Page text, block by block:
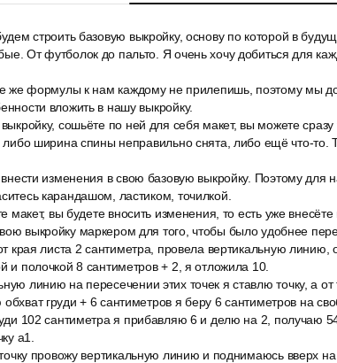
строить базовую выкройку, основу по которой в
От футболок до пальто. Я очень хочу добиться для
же формулы к нам каждому не прилепишь, поэтому мы
вложить в нашу выкройку.
сошьёте по ней для себя макет, вы можете сразу
либо ширина спины неправильно снята, либо ещё что-то.
изменения в свою базовую выкройку. Поэтому для
карандашом, ластиком, точилкой.
макет, вы будете вносить изменения, то есть уже
выкройку маркером для того, чтобы было удобнее
края листа 2 сантиметра, провела вертикальную линию,
и полочкой 8 сантиметров + 2, я отложила 10.
линию на пересечении этих точек я ставлю точку, а от
груди + 6 сантиметров я беру 6 сантиметров на
102 сантиметра я прибавляю 6 и делю на 2, получаю
a1.
провожу вертикальную линию и поднимаюсь вверх